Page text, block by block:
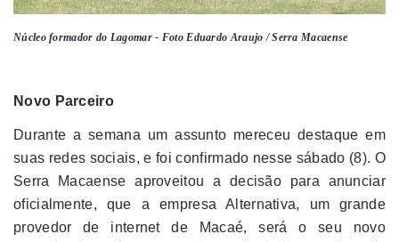
Núcleo formador do Lagomar - Foto Eduardo Araujo / Serra Macaense
Novo Parceiro
Durante a semana um assunto mereceu destaque em
suas redes sociais, e foi confirmado nesse sábado (8). O
Serra Macaense aproveitou a decisão para anunciar
oficialmente, que a empresa Alternativa, um grande
provedor de internet de Macaé, será o seu novo